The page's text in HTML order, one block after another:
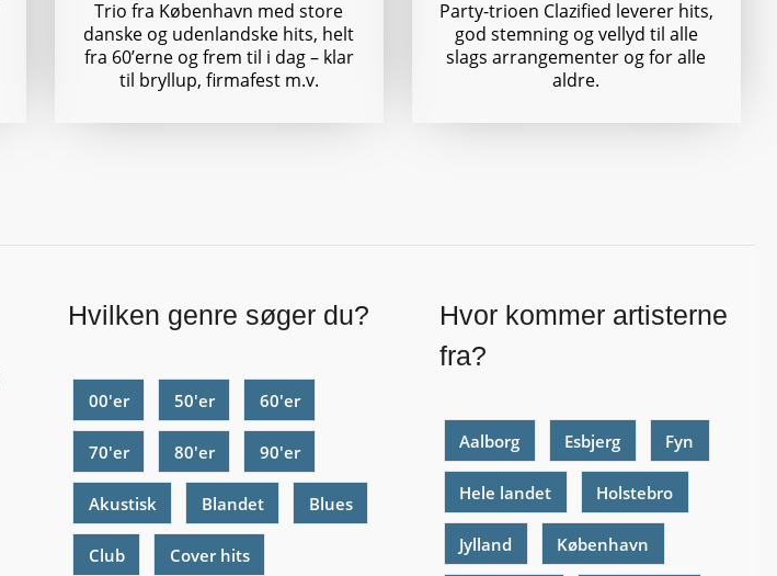
Trio fra København med store
danske og udenlandske hits, helt
fra 60’erne og frem til i dag – klar
til bryllup, firmafest m.v.
Party-trioen Clazified leverer hits,
god stemning og vellyd til alle
slags arrangementer og for alle
aldre.
Hvilken genre søger du?
00'er 50'er 60'er
70'er 80'er 90'er
Akustisk Blandet Blues
Club Cover hits
Hvor kommer artisterne
fra?
Aalborg Esbjerg Fyn
Hele landet Holstebro
Jylland København